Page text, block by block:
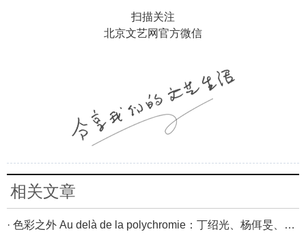
扫描关注
北京文艺网官方微信
相关文章
· 色彩之外 Au delà de la polychromie：丁绍光、杨佴旻、Alain Cardenas·Castro巴黎展